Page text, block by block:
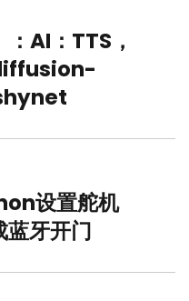
AI：TTS，
设置舵机
牙开门